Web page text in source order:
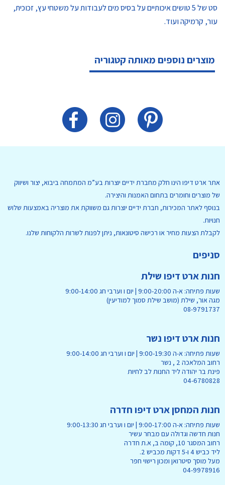
סט של 5 טושים איכותיים על בסיס מים לעבודות על משטחי עץ, זכוכית,
עור, קרמיקה ועוד.
מוצרים נוספים מאותה קטגוריה
אתר ארט דיפו הינו חלק מחברת ידיים יוצרות בע”מ המתמחה ביבוא, יצור ושיווק
של מוצרים וחומרים בתחום האמנות והיצירה.
בנוסף לאתר המכירות, חברת ידיים יוצרות גם משווקת את מוצריה באמצעות שלוש
חנויות.
לקבלת הצעות מחיר או רכישה סיטונאות, ניתן לפנות לשרות הלקוחות שלנו.
סניפים
חנות ארט דיפו שילת
שעות פתיחה: א-ה 9:00-20:00 | יום ו וערבי חג 9:00-14:00
מגה אור, שילת (מושב שילת סמוך למודיעין)
08-9791737
חנות ארט דיפו נשר
שעות פתיחה: א-ה 9:00-19:30 | יום ו וערבי חג 9:00-14:00
רחוב המלאכה 2 , נשר
פינת בר יהודה ליד החנות לב לחיות
04-6780828
חנות המחסן ארט דיפו חדרה
שעות פתיחה: א-ה 9:00-17:00 | יום ו וערבי חג 9:00-13:30
חנות חדשה וגדולה עם מבחר עשיר
רחוב המסגר 10, קומה ב, א.ת חדרה
ליד כביש 4 ו-5 דקות מכביש 2.
מעל מוסך סיטרואן ומכון רישוי חפר
04-9978916